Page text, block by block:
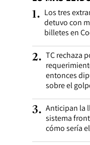
1. Los tres
detuvo con
billetes en
2. TC rechaza
entonces
sobre el
3. Anticipan la
sistema
cómo sería